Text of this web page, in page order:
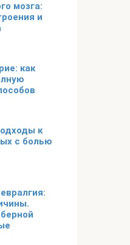
мозга:
и
как
к
с болью